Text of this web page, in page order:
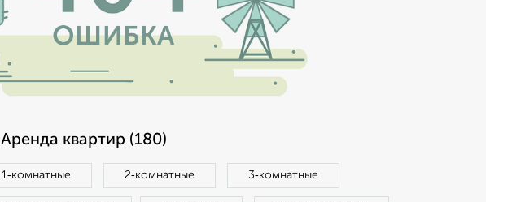
Аренда квартир (180)
1‑комнатные 2‑комнатные 3‑комнатные